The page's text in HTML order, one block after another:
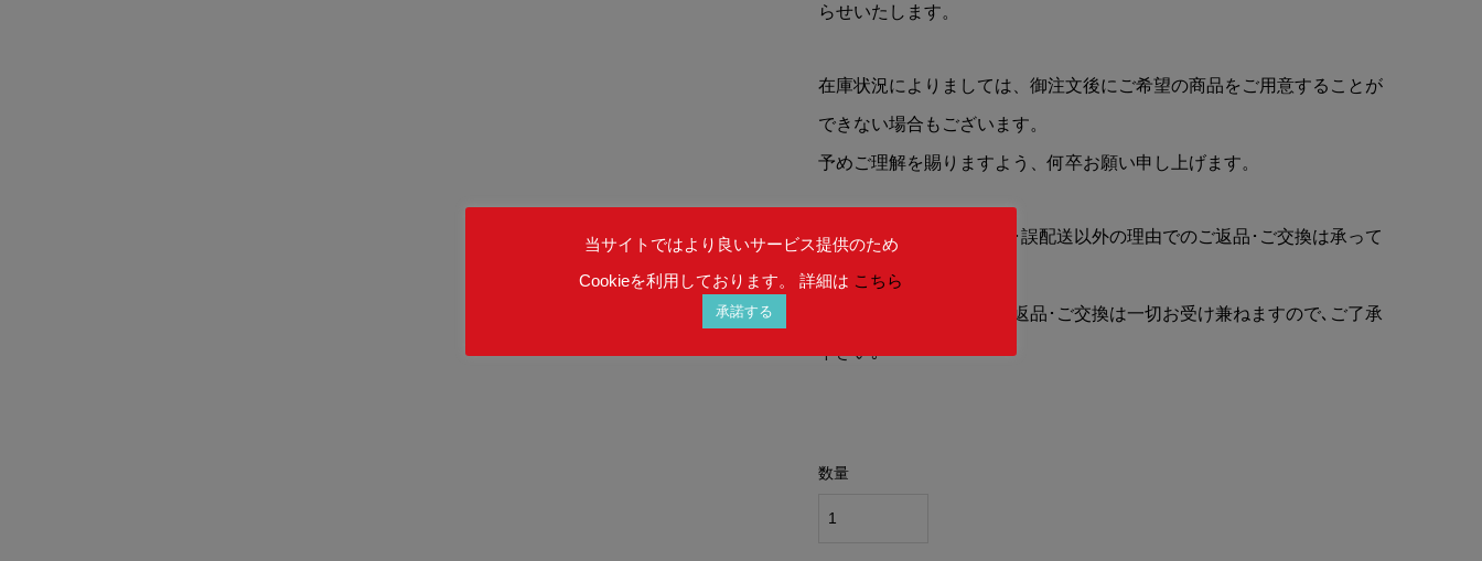
らせいたします。
在庫状況によりましては、御注文後にご希望の商品をご用意することが
できない場合もございます。
予めご理解を賜りますよう、何卒お願い申し上げます。
表記の商品は、商品不良･誤配送以外の理由でのご返品･ご交換は承って
おりません｡
お客様のご都合によるご返品･ご交換は一切お受け兼ねますので､ご了承
下さい｡
数量
当サイトではより良いサービス提供のため
Cookieを利用しております。 詳細は こちら
承諾する